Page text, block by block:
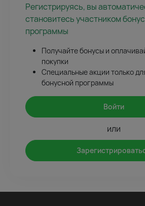
Регистрируясь, вы
становитесь участником
программы
Получайте бонусы и
покупки
Специальные акции только
бонусной программы
Войти
или